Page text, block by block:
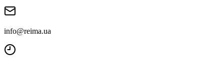
info@reima.ua